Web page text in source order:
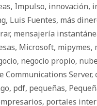
, Impulso, innovación,
, Luis Fuentes, más
, mensajería
, Microsoft, mipymes,
, negocio propio, nube
Communications Server,
, pdf, pequeñas,
, portales